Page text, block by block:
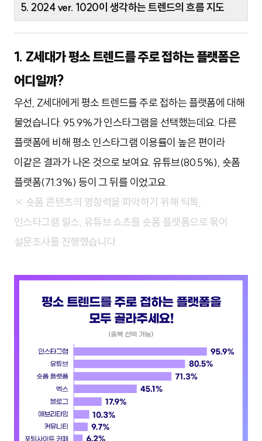
5. 2024 ver. 1020이 생각하는 트렌드의 흐름 지도
1. Z세대가 평소 트렌드를 주로 접하는 플랫폼은
어디일까?
우선, Z세대에게 평소 트렌드를 주로 접하는 플랫폼에 대해
물었습니다. 95.9%가 인스타그램을 선택했는데요. 다른
플랫폼에 비해 평소 인스타그램 이용률이 높은 편이라
이같은 결과가 나온 것으로 보여요. 유튜브(80.5%), 숏폼
플랫폼(71.3%) 등이 그 뒤를 이었고요.
※ 숏폼 콘텐츠의 영향력을 파악하기 위해 틱톡,
인스타그램 릴스, 유튜브 쇼츠를 숏폼 플랫폼으로 묶어
설문조사를 진행했습니다.